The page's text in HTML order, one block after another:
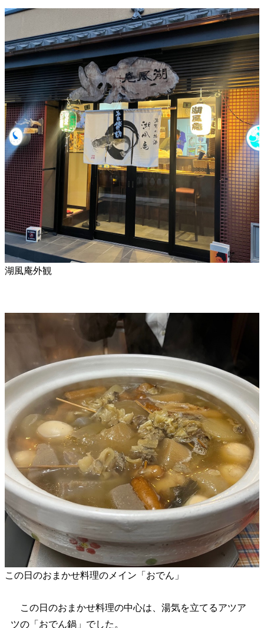
湖風庵外観
この日のおまかせ料理のメイン「おでん」
この日のおまかせ料理の中心は、湯気を立てるアツア
ツの「おでん鍋」でした。